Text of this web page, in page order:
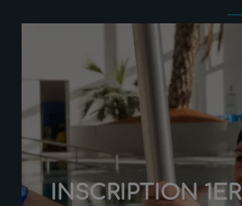
INSCRIPTION 1ER